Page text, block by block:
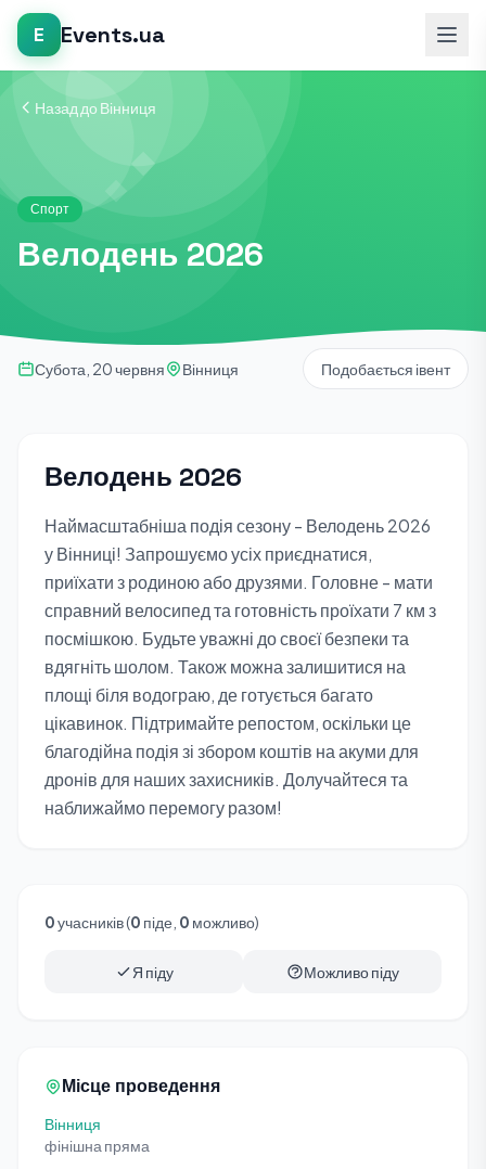
E Events.ua
Назад до Вінниця
Спорт
Велодень 2026
Субота, 20 червня Вінниця Подобається івент
Велодень 2026
Наймасштабніша подія сезону - Велодень 2026
у Вінниці! Запрошуємо усіх приєднатися,
приїхати з родиною або друзями. Головне - мати
справний велосипед та готовність проїхати 7 км з
посмішкою. Будьте уважні до своєї безпеки та
вдягніть шолом. Також можна залишитися на
площі біля водограю, де готується багато
цікавинок. Підтримайте репостом, оскільки це
благодійна подія зі збором коштів на акуми для
дронів для наших захисників. Долучайтеся та
наближаймо перемогу разом!
0учасників (0 піде, 0 можливо)
Я піду Можливо піду
Місце проведення
Вінниця
фінішна пряма